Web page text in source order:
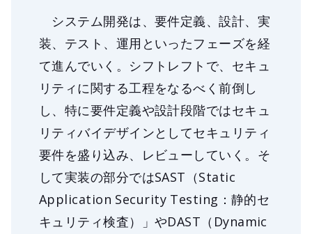
システム開発は、要件定義、設計、実
装、テスト、運用といったフェーズを経
て進んでいく。シフトレフトで、セキュ
リティに関する工程をなるべく前倒し
し、特に要件定義や設計段階ではセキュ
リティバイデザインとしてセキュリティ
要件を盛り込み、レビューしていく。そ
して実装の部分ではSAST（Static
Application Security Testing：静的セ
キュリティ検査）」やDAST（Dynamic